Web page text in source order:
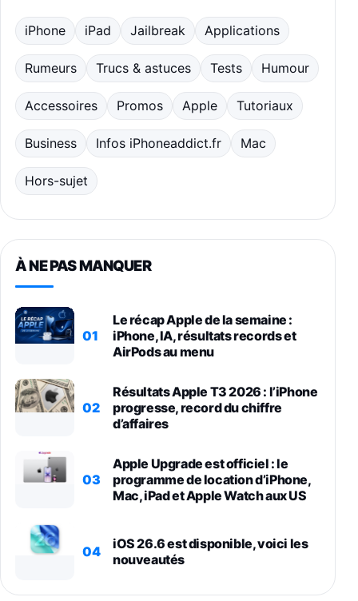
iPhone iPad Jailbreak Applications
Rumeurs Trucs & astuces Tests Humour
Accessoires Promos Apple Tutoriaux
Business Infos iPhoneaddict.fr Mac
Hors-sujet
À NE PAS MANQUER
01
Le récap Apple de la semaine :
iPhone, IA, résultats records et
AirPods au menu
02
Résultats Apple T3 2026 : l’iPhone
progresse, record du chiffre
d’affaires
03
Apple Upgrade est officiel : le
programme de location d’iPhone,
Mac, iPad et Apple Watch aux US
04
iOS 26.6 est disponible, voici les
nouveautés